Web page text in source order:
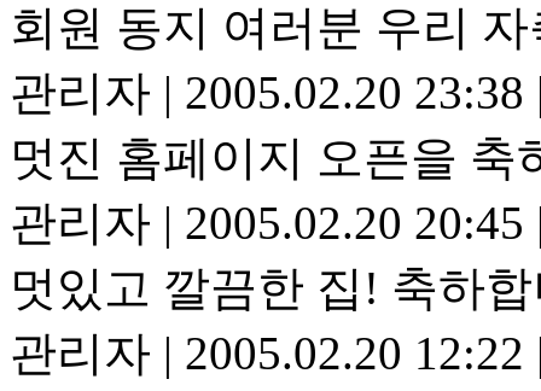
회원 동지 여러분 우리
관리자 | 2005.02.20 23:38
멋진 홈페이지 오픈을 축
관리자 | 2005.02.20 20:45
멋있고 깔끔한 집! 축하
관리자 | 2005.02.20 12:22